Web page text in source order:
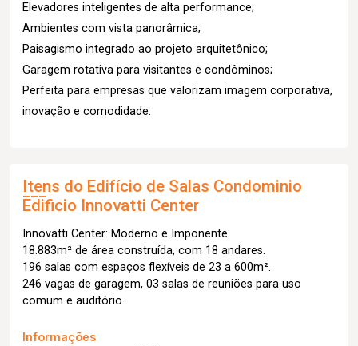
Elevadores inteligentes de alta performance;
Ambientes com vista panorâmica;
Paisagismo integrado ao projeto arquitetônico;
Garagem rotativa para visitantes e condôminos;
Perfeita para empresas que valorizam imagem corporativa,
inovação e comodidade.
Itens do Edifício de Salas Condominio
Edificio Innovatti Center
Innovatti Center: Moderno e Imponente.
18.883m² de área construída, com 18 andares.
196 salas com espaços flexíveis de 23 a 600m².
246 vagas de garagem, 03 salas de reuniões para uso
comum e auditório.
Informações